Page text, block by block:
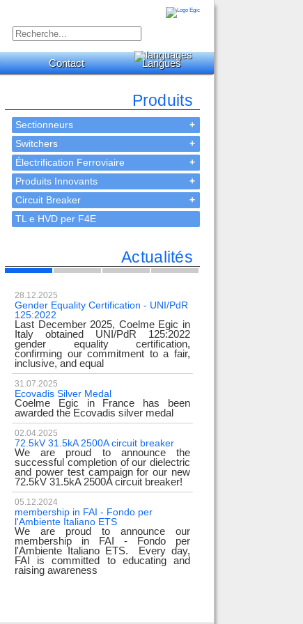
Contact Langues
Produits
+
Sectionneurs
+
Switchers
+
Électrification Ferroviaire
+
Produits Innovants
+
Circuit Breaker
TL e HVD per F4E
Actualités
28.12.2025
Gender Equality Certification - UNI/PdR
125:2022
Last December 2025, Coelme Egic in
Italy obtained UNI/PdR 125:2022
gender equality certification,
confirming our commitment to a fair,
inclusive, and equal
31.07.2025
Ecovadis Silver Medal
Coelme Egic in France has been
awarded the Ecovadis silver medal
02.04.2025
72.5kV 31.5kA 2500A circuit breaker
We are proud to announce the
successful completion of our dielectric
and power test campaign for our new
72.5kV 31.5kA 2500A circuit breaker!
05.12.2024
membership in FAI - Fondo per
l'Ambiente Italiano ETS
We are proud to announce our
membership in FAI - Fondo per
l'Ambiente Italiano ETS. Every day,
FAI is committed to educating and
raising awareness